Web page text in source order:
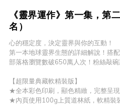
《靈界運作》第一集，第
名）
心的穩定度，決定靈界與你的互動！
第一本地球靈界生態的詳細解說！搭
部落格瀏覽數破650萬人次！粉絲敲
【超限量典藏軟精裝版】
★全本彩色印刷，顯色精緻，完整呈
★內頁使用100g上質道林紙，軟精裝